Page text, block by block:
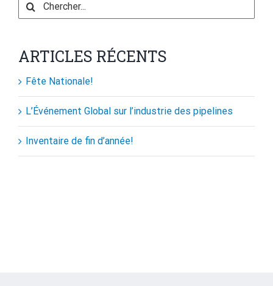
for:
ARTICLES RÉCENTS
Fête Nationale!
L’Événement Global sur l’industrie des pipelines
Inventaire de fin d’année!